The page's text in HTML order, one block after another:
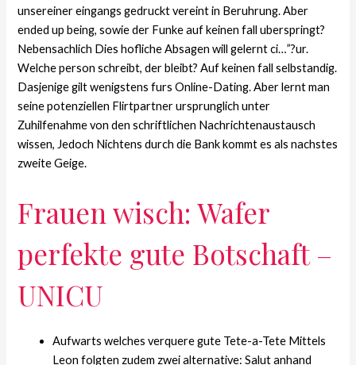
unsereiner eingangs gedruckt vereint in Beruhrung. Aber
ended up being, sowie der Funke auf keinen fall uberspringt?
Nebensachlich Dies hofliche Absagen will gelernt ci…”?ur.
Welche person schreibt, der bleibt? Auf keinen fall selbstandig.
Dasjenige gilt wenigstens furs Online-Dating. Aber lernt man
seine potenziellen Flirtpartner ursprunglich unter
Zuhilfenahme von den schriftlichen Nachrichtenaustausch
wissen, Jedoch Nichtens durch die Bank kommt es als nachstes
zweite Geige.
Frauen wisch: Wafer
perfekte gute Botschaft –
UNICU
Aufwarts welches verquere gute Tete-a-Tete Mittels
Leon folgten zudem zwei alternative: Salut anhand